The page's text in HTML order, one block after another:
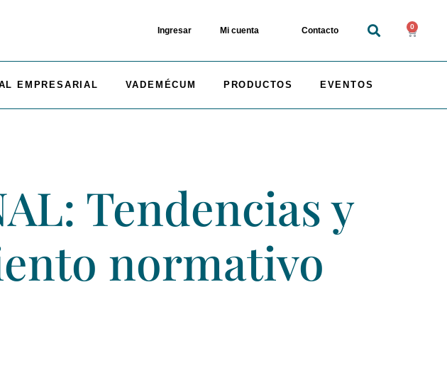
Ingresar Mi cuenta Contacto 0
EMPRESARIAL VADEMÉCUM PRODUCTOS EVENTOS
Tendencias y
normativo